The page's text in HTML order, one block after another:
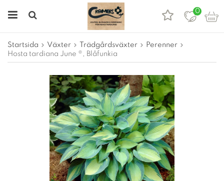
0
Startsida Växter Trädgårdsväxter
Perenner
Hosta tardiana June ®, Blåfunkia